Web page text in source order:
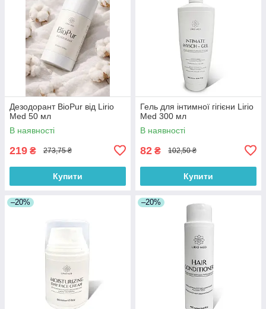
Дезодорант BioPur від Lirio
Med 50 мл
В наявності
219 ₴ 273,75 ₴
Купити
Гель для інтимної гігієни Lirio
Med 300 мл
В наявності
82 ₴ 102,50 ₴
Купити
–20% –20%